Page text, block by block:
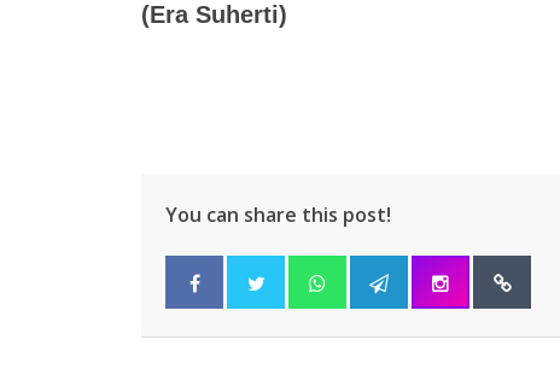
(Era Suherti)
You can share this post!